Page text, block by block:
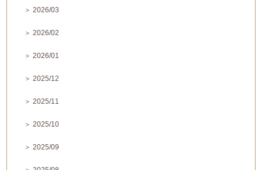
＞ 2026/03
＞ 2026/02
＞ 2026/01
＞ 2025/12
＞ 2025/11
＞ 2025/10
＞ 2025/09